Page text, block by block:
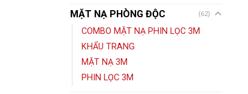
người
sát
đô
chữa
MẶT NẠ PHÒNG ĐỘC (62)
COMBO MẶT NẠ PHIN LỌC 3M
KHẨU TRANG
MẶT NẠ 3M
PHIN LỌC 3M